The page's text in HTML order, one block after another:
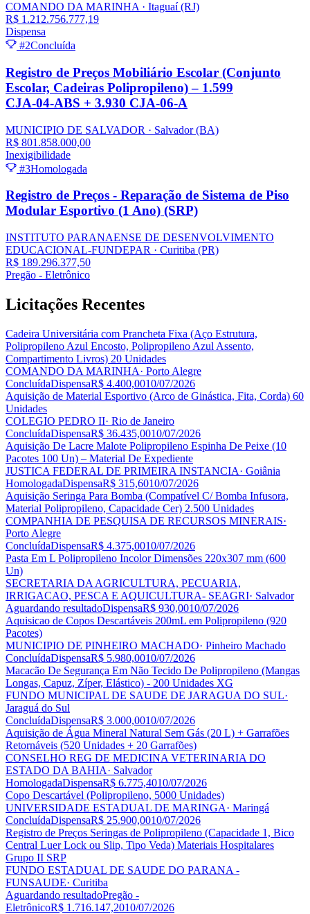
COMANDO DA MARINHA · Itaguaí(RJ)
R$ 1.212.756.777,19
Dispensa
#2Concluída
Registro de Preços Mobiliário Escolar (Conjunto
Escolar, Cadeiras Polipropileno) – 1.599
CJA‑04‑ABS + 3.930 CJA‑06‑A
MUNICIPIO DE SALVADOR · Salvador(BA)
R$ 801.858.000,00
Inexigibilidade
#3Homologada
Registro de Preços - Reparação de Sistema de Piso
Modular Esportivo (1 Ano) (SRP)
INSTITUTO PARANAENSE DE DESENVOLVIMENTO
EDUCACIONAL-FUNDEPAR · Curitiba (PR)
R$ 189.296.377,50
Pregão - Eletrônico
Licitações Recentes
Cadeira Universitária com Prancheta Fixa (Aço Estrutura,
Polipropileno Azul Encosto, Polipropileno Azul Assento,
Compartimento Livros) 20 Unidades
COMANDO DA MARINHA· Porto Alegre
ConcluídaDispensaR$ 4.400,0010/07/2026
Aquisição de Material Esportivo (Arco de Ginástica, Fita, Corda) 60
Unidades
COLEGIO PEDRO II· Rio de Janeiro
ConcluídaDispensaR$ 36.435,0010/07/2026
Aquisição De Lacre Malote Polipropileno Espinha De Peixe (10
Pacotes 100 Un) – Material De Expediente
JUSTICA FEDERAL DE PRIMEIRA INSTANCIA· Goiânia
HomologadaDispensaR$ 315,6010/07/2026
Aquisição Seringa Para Bomba (Compatível C/ Bomba Infusora,
Material Polipropileno, Capacidade Cer) 2.500 Unidades
COMPANHIA DE PESQUISA DE RECURSOS MINERAIS·
Porto Alegre
ConcluídaDispensaR$ 4.375,0010/07/2026
Pasta Em L Polipropileno Incolor Dimensões 220x307 mm (600
Un)
SECRETARIA DA AGRICULTURA, PECUARIA,
IRRIGACAO, PESCA E AQUICULTURA- SEAGRI· Salvador
Aguardando resultadoDispensaR$ 930,0010/07/2026
Aquisicao de Copos Descartáveis 200mL em Polipropileno (920
Pacotes)
MUNICIPIO DE PINHEIRO MACHADO· Pinheiro Machado
ConcluídaDispensaR$ 5.980,0010/07/2026
Macacão De Segurança Em Não Tecido De Polipropileno (Mangas
Longas, Capuz, Zíper, Elástico) - 200 Unidades XG
FUNDO MUNICIPAL DE SAUDE DE JARAGUA DO SUL·
Jaraguá do Sul
ConcluídaDispensaR$ 3.000,0010/07/2026
Aquisição de Água Mineral Natural Sem Gás (20 L) + Garrafões
Retornáveis (520 Unidades + 20 Garrafões)
CONSELHO REG DE MEDICINA VETERINARIA DO
ESTADO DA BAHIA· Salvador
HomologadaDispensaR$ 6.775,4010/07/2026
Copo Descartável (Polipropileno, 5000 Unidades)
UNIVERSIDADE ESTADUAL DE MARINGA· Maringá
ConcluídaDispensaR$ 25.900,0010/07/2026
Registro de Preços Seringas de Polipropileno (Capacidade 1, Bico
Central Luer Lock ou Slip, Tipo Veda) Materiais Hospitalares
Grupo II SRP
FUNDO ESTADUAL DE SAUDE DO PARANA -
FUNSAUDE· Curitiba
Aguardando resultadoPregão -
EletrônicoR$ 1.716.147,2010/07/2026